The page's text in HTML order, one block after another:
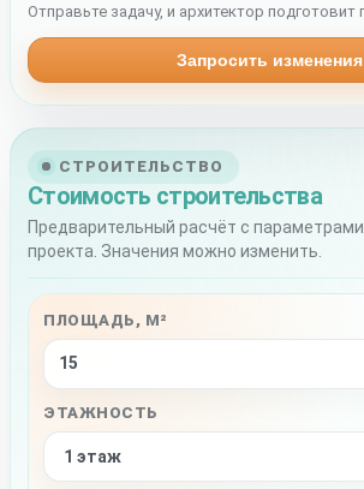
СТРОИТЕЛЬСТВО
Стоимость строительства
Предварительный расчёт с
проекта. Значения можно изменить.
ПЛОЩАДЬ, М²
ЭТАЖНОСТЬ
Отправьте задачу, и архитектор подготовит
Запросить изменения